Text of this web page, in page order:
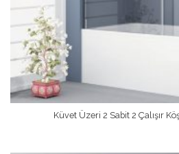
Küvet Üzeri 2 Sabit 2 Çalışır
Devamını